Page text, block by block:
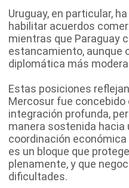
Uruguay, en particular,
habilitar acuerdos
mientras que Paraguay
estancamiento, aunque
diplomática más
Estas posiciones
Mercosur fue
integración profunda,
manera sostenida hacia
coordinación
es un bloque que
plenamente, y que
dificultades.